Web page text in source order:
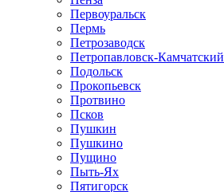
Первоуральск
Пермь
Петрозаводск
Петропавловск-Камчатский
Подольск
Прокопьевск
Протвино
Псков
Пушкин
Пушкино
Пущино
Пыть-Ях
Пятигорск